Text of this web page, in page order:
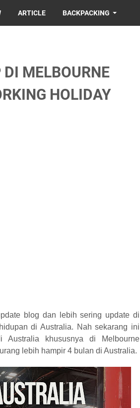
ARTICLE BACKPACKING
MELBOURNE
HOLIDAY
blog dan lebih sering update di
di Australia. Nah sekarang ini
khususnya di Melbourne
lebih hampir 4 bulan di Australia.